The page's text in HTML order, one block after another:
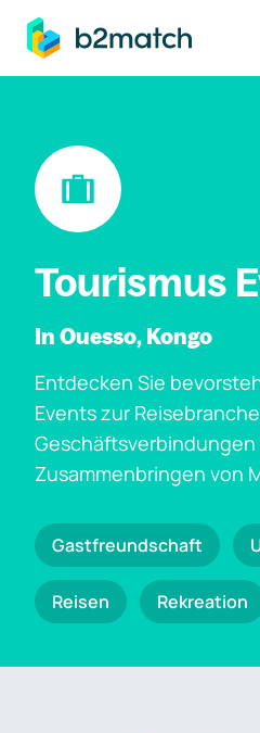
springen
Tourismus
In Ouesso, Kongo
Entdecken Sie
Events zur
Zusammenbringen von
Gastfreundschaft
Reisen Rekreation